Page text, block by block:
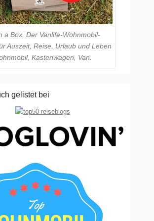
a Box. Der Vanlife-Wohnmobil-
Auszeit, Reise, Urlaub und Leben
Kastenwagen, Van.
gelistet bei